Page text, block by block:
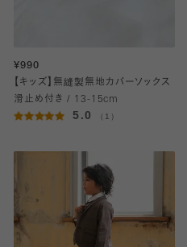
¥990
【キッズ】無縫製無地カバーソックス
滑止め付き / 13-15cm
5.0 （1）